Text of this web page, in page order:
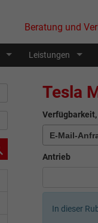
Beratung und
Leistungen
Tesla
Antrieb
In dieser